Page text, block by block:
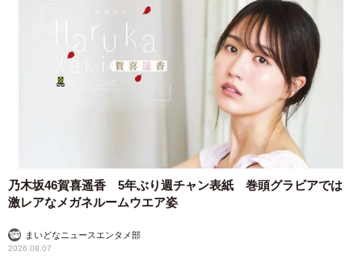
「甘えること、遊ぶこと。当たり前の幸せを取り戻した瞬間」／カノン
アニマルレスキューさん（@canon.animal.rescue）提供
乃木坂46賀喜遥香 5年ぶり週チャン表紙 巻頭グラビアでは
激レアなメガネルームウエア姿
まいどなニュースエンタメ部
2026.08.07